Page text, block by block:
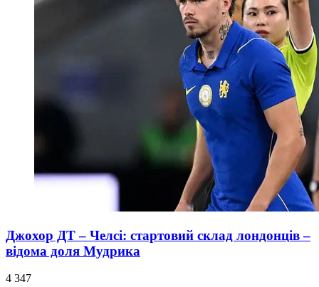
Джохор ДТ – Челсі: стартовий склад лондонців –
відома доля Мудрика
4 347